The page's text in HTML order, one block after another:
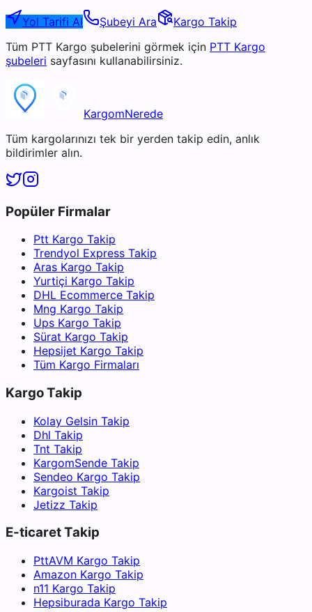
Yol Tarifi Al Şubeyi Ara
Kargo Takip
Tüm PTT Kargo şubelerini görmek için PTT Kargo
şubeleri sayfasını kullanabilirsiniz.
KargomNerede
Tüm kargolarınızı tek bir yerden takip edin, anlık
bildirimler alın.
Popüler Firmalar
Ptt Kargo Takip
Trendyol Express Takip
Aras Kargo Takip
Yurtiçi Kargo Takip
DHL Ecommerce Takip
Mng Kargo Takip
Ups Kargo Takip
Sürat Kargo Takip
Hepsijet Kargo Takip
Tüm Kargo Firmaları
Kargo Takip
Kolay Gelsin Takip
Dhl Takip
Tnt Takip
KargomSende Takip
Sendeo Kargo Takip
Kargoist Takip
Jetizz Takip
E-ticaret Takip
PttAVM Kargo Takip
Amazon Kargo Takip
n11 Kargo Takip
Hepsiburada Kargo Takip